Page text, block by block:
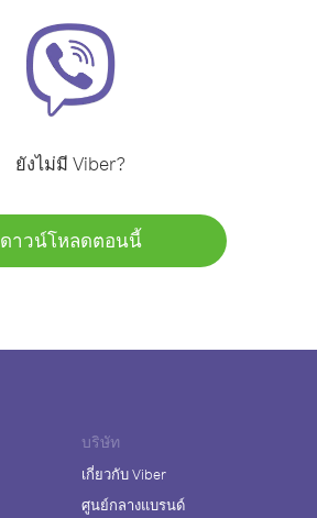
ยังไม่มี Viber?
ดาวน์โหลดตอนนี้
บริษัท
เกี่ยวกับ Viber
ศูนย์กลางแบรนด์